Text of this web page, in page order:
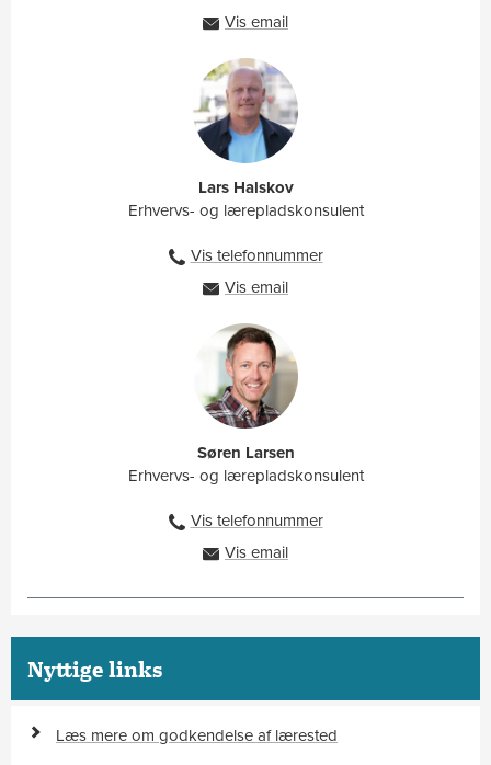
Vis emaillinr@ah.dk
Lars Halskov
Erhvervs- og lærepladskonsulent
Vis telefonnummer
27886017
Vis emaillahp@ah.dk
Søren Larsen
Erhvervs- og lærepladskonsulent
Vis telefonnummer
91333304
Vis emailsla@ah.dk
Nyttige links
Læs mere om godkendelse af lærested